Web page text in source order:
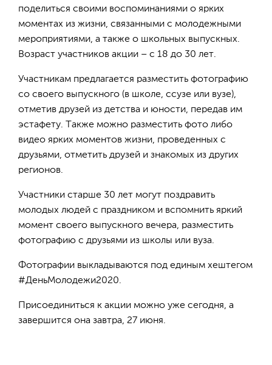
поделиться своими воспоминаниями о ярких
моментах из жизни, связанными с молодежными
мероприятиями, а также о школьных выпускных.
Возраст участников акции – с 18 до 30 лет.
Участникам предлагается разместить фотографию
со своего выпускного (в школе, ссузе или вузе),
отметив друзей из детства и юности, передав им
эстафету. Также можно разместить фото либо
видео ярких моментов жизни, проведенных с
друзьями, отметить друзей и знакомых из других
регионов.
Участники старше 30 лет могут поздравить
молодых людей с праздником и вспомнить яркий
момент своего выпускного вечера, разместить
фотографию с друзьями из школы или вуза.
Фотографии выкладываются под единым хештегом
#ДеньМолодежи2020.
Присоединиться к акции можно уже сегодня, а
завершится она завтра, 27 июня.